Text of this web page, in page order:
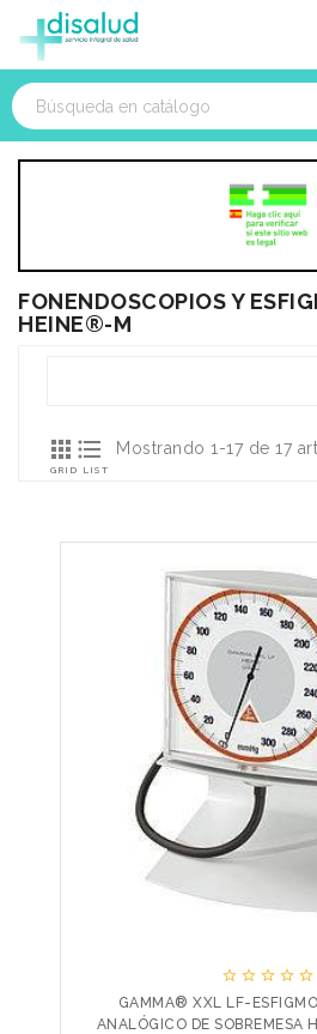
FONENDOSCOPIOS Y
HEINE®-M

GRID

LIST
Mostrando 1-17 de 17
    
GAMMA® XXL LF-
ANALÓGICO DE SOBREMESA